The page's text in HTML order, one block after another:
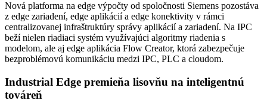
Nová platforma na edge výpočty od spoločnosti Siemens pozostáva
z edge zariadení, edge aplikácií a edge konektivity v rámci
centralizovanej infraštruktúry správy aplikácií a zariadení. Na IPC
beží nielen riadiaci systém využívajúci algoritmy riadenia s
modelom, ale aj edge aplikácia Flow Creator, ktorá zabezpečuje
bezproblémovú komunikáciu medzi IPC, PLC a cloudom.
Industrial Edge premieňa lisovňu na inteligentnú
továreň